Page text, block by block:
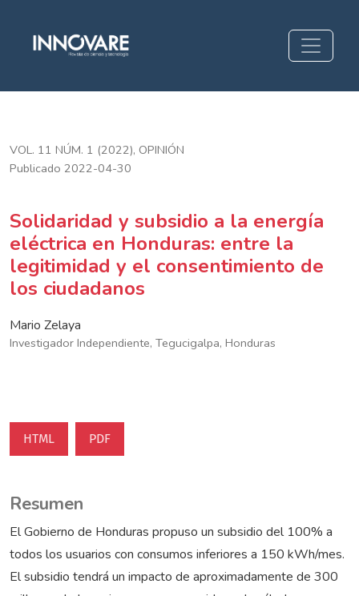
Solidaridad y subsidio a la energía eléctrica en Honduras:
VOL. 11 NÚM. 1 (2022), OPINIÓN
Solidaridad y subsidio a la energía
eléctrica en Honduras: entre la
legitimidad y el consentimiento de
los ciudadanos
Publicado 2022-04-30
Mario Zelaya
Investigador Independiente, Tegucigalpa, Honduras
HTML PDF
Resumen
El Gobierno de Honduras propuso un subsidio del 100% a
todos los usuarios con consumos inferiores a 150 kWh/mes.
El subsidio tendrá un impacto de aproximadamente de 300